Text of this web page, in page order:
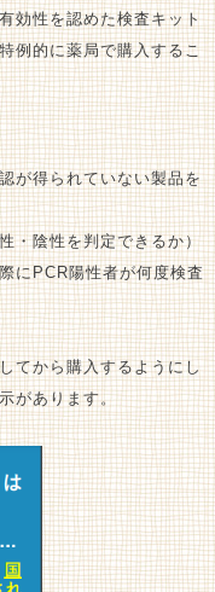
効性を認めた検査キット
例的に薬局で購入するこ
が得られていない製品を
・陰性を判定できるか）
にPCR陽性者が何度検査
てから購入するようにし
があります。